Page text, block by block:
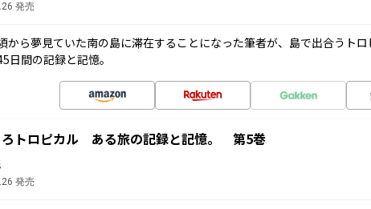
発売
から夢見ていた南の島に滞在することになった筆者が、島で出合うト
日間の記録と記憶。
ろトロピカル ある旅の記録と記憶。 第5巻
発売